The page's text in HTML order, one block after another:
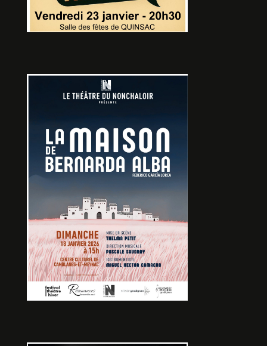
FRAGMENTS D’HIER